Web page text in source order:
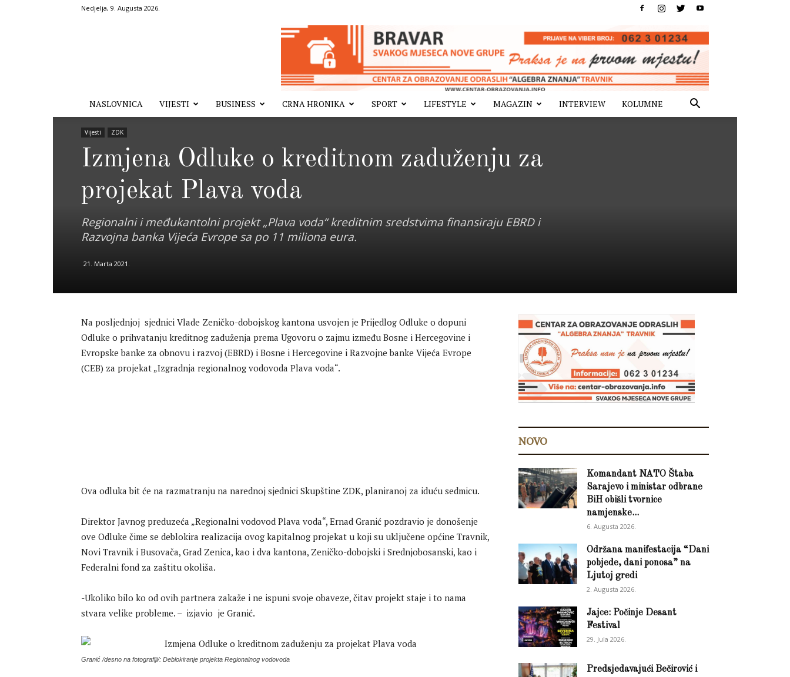
Nedjelja, 9. Augusta 2026.
NASLOVNICA VIJESTI BUSINESS CRNA HRONIKA SPORT LIFESTYLE MAGAZIN INTERVIEW KOLUMNE
Vijesti ZDK
Izmjena Odluke o kreditnom zaduženju za
projekat Plava voda
Regionalni i međukantolni projekt „Plava voda“ kreditnim sredstvima finansiraju EBRD i
Razvojna banka Vijeća Evrope sa po 11 miliona eura.
21. Marta 2021.
Na posljednjoj sjednici Vlade Zeničko-dobojskog kantona usvojen je Prijedlog Odluke o dopuni
Odluke o prihvatanju kreditnog zaduženja prema Ugovoru o zajmu između Bosne i Hercegovine i
Evropske banke za obnovu i razvoj (EBRD) i Bosne i Hercegovine i Razvojne banke Vijeća Evrope
(CEB) za projekat „Izgradnja regionalnog vodovoda Plava voda“.
Ova odluka bit će na razmatranju na narednoj sjednici Skupštine ZDK, planiranoj za iduću sedmicu.
Direktor Javnog preduzeća „Regionalni vodovod Plava voda“, Ernad Granić pozdravio je donošenje
ove Odluke čime se deblokira realizacija ovog kapitalnog projekat u koji su uključene općine Travnik,
Novi Travnik i Busovača, Grad Zenica, kao i dva kantona, Zeničko-dobojski i Srednjobosanski, kao i
Federalni fond za zaštitu okoliša.
-Ukoliko bilo ko od ovih partnera zakaže i ne ispuni svoje obaveze, čitav projekt staje i to nama
stvara velike probleme. – izjavio je Granić.
Granić /desno na fotografiji/: Deblokiranje projekta Regionalnog vodovoda
NOVO
Komandant NATO Štaba
Sarajevo i ministar odbrane
BiH obišli tvornice
namjenske...
6. Augusta 2026.
Održana manifestacija “Dani
pobjede, dani ponosa” na
Ljutoj gredi
2. Augusta 2026.
Jajce: Počinje Desant
Festival
29. Jula 2026.
Predsjedavajući Bečirović i